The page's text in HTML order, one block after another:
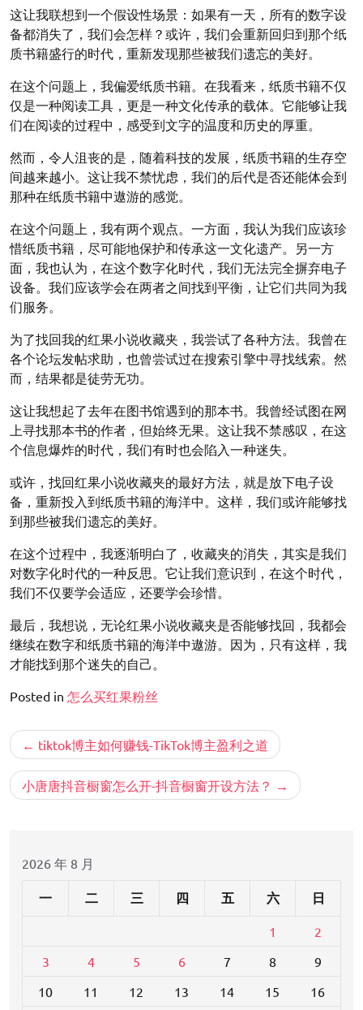
这让我联想到一个假设性场景：如果有一天，所有的数字设
备都消失了，我们会怎样？或许，我们会重新回归到那个纸
质书籍盛行的时代，重新发现那些被我们遗忘的美好。
在这个问题上，我偏爱纸质书籍。在我看来，纸质书籍不仅
仅是一种阅读工具，更是一种文化传承的载体。它能够让我
们在阅读的过程中，感受到文字的温度和历史的厚重。
然而，令人沮丧的是，随着科技的发展，纸质书籍的生存空
间越来越小。这让我不禁忧虑，我们的后代是否还能体会到
那种在纸质书籍中遨游的感觉。
在这个问题上，我有两个观点。一方面，我认为我们应该珍
惜纸质书籍，尽可能地保护和传承这一文化遗产。另一方
面，我也认为，在这个数字化时代，我们无法完全摒弃电子
设备。我们应该学会在两者之间找到平衡，让它们共同为我
们服务。
为了找回我的红果小说收藏夹，我尝试了各种方法。我曾在
各个论坛发帖求助，也曾尝试过在搜索引擎中寻找线索。然
而，结果都是徒劳无功。
这让我想起了去年在图书馆遇到的那本书。我曾经试图在网
上寻找那本书的作者，但始终无果。这让我不禁感叹，在这
个信息爆炸的时代，我们有时也会陷入一种迷失。
或许，找回红果小说收藏夹的最好方法，就是放下电子设
备，重新投入到纸质书籍的海洋中。这样，我们或许能够找
到那些被我们遗忘的美好。
在这个过程中，我逐渐明白了，收藏夹的消失，其实是我们
对数字化时代的一种反思。它让我们意识到，在这个时代，
我们不仅要学会适应，还要学会珍惜。
最后，我想说，无论红果小说收藏夹是否能够找回，我都会
继续在数字和纸质书籍的海洋中遨游。因为，只有这样，我
才能找到那个迷失的自己。
Posted in 怎么买红果粉丝
文
章
导
tiktok博主如何赚钱-TikTok博主盈利之道
小唐唐抖音橱窗怎么开-抖音橱窗开设方法？
2026 年 8 月
一 二 三 四 五 六 日
1
2
3
4 5 6 7 8
9
10
11 12 13 14 15 16